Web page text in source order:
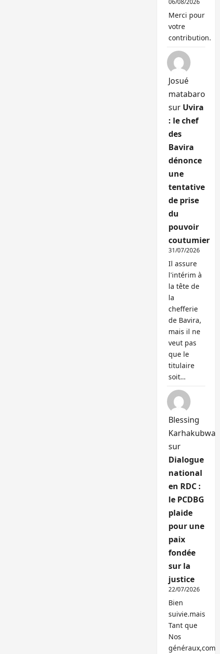
06/08/2026
Merci pour
votre
contribution.
Josué
matabaro
sur Uvira
: le chef
des
Bavira
dénonce
une
tentative
de prise
du
pouvoir
coutumier
31/07/2026
Il assure
l'intérim à
la tête de
la
chefferie
de Bavira,
mais il ne
veut pas
que le
titulaire
soit…
Blessing
Karhakubwa
sur
Dialogue
national
en RDC :
le PCDBG
plaide
pour une
paix
fondée
sur la
justice
22/07/2026
Bien
suivie.mais
Tant que
Nos
généraux,com